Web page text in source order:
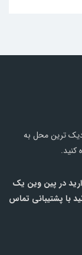
ترین محل به
کنید.
در پین وین یک
با پشتیبانی تماس